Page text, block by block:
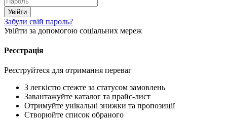
Забули свій пароль?
Увійти за допомогою соціальних мереж
Реєстрація
Реєструйтеся для отримання переваг
З легкістю стежте за статусом замовлень
Завантажуйте каталог та прайс-лист
Отримуйте унікальні знижки та пропозиції
Створюйте список обраного
Скачать
CSV
(Опт)
XLS
EXCEL
(Розн.)
XLS